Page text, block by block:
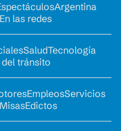
Argentina
las redes
SaludTecnología
tránsito
EmpleosServicios
Edictos